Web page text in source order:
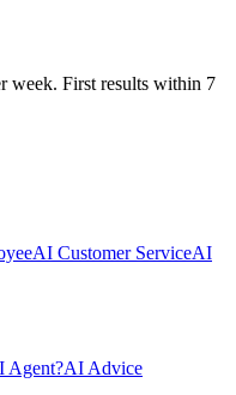
week. First results within 7
AI Customer ServiceAI
Agent?AI Advice